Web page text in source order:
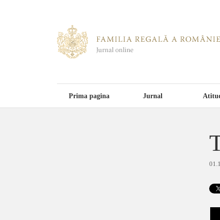
Prima pagina Jurnal